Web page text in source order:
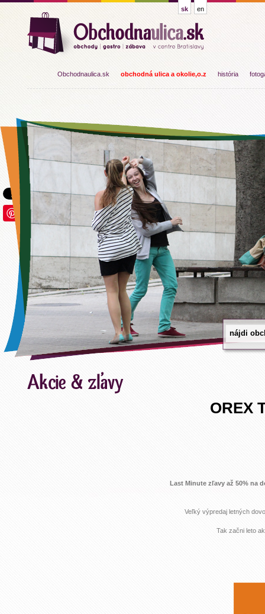
Save
sk en
Obchodnaulica.sk obchodná ulica a okolie,o.z história
OREX
Last Minute zľavy až 50% na
Veľký výpredaj letných
Tak začni leto